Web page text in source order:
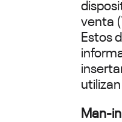
venta
Estos
Man-